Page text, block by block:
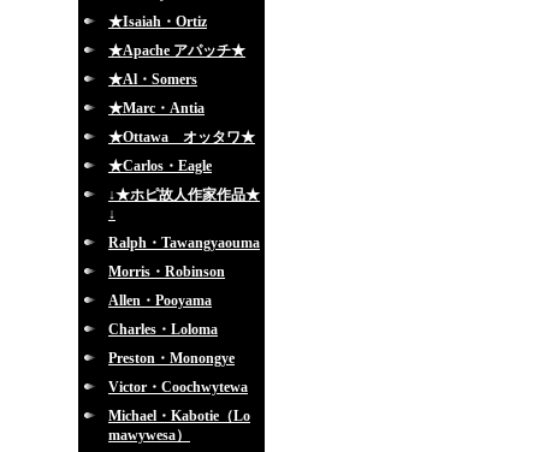
★Isaiah・Ortiz
★Apache アパッチ★
★Al・Somers
★Marc・Antia
★Ottawa オッタワ★
★Carlos・Eagle
↓★ホピ故人作家作品★
↓
Ralph・Tawangyaouma
Morris・Robinson
Allen・Pooyama
Charles・Loloma
Preston・Monongye
Victor・Coochwytewa
Michael・Kabotie（Lo
mawywesa）